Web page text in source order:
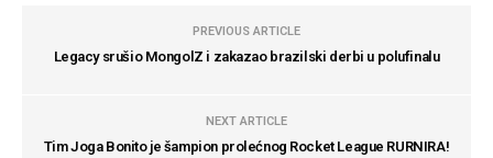
PREVIOUS ARTICLE
Legacy srušio MongolZ i zakazao brazilski derbi u polufinalu
NEXT ARTICLE
Tim Joga Bonito je šampion prolećnog Rocket League RURNIRA!